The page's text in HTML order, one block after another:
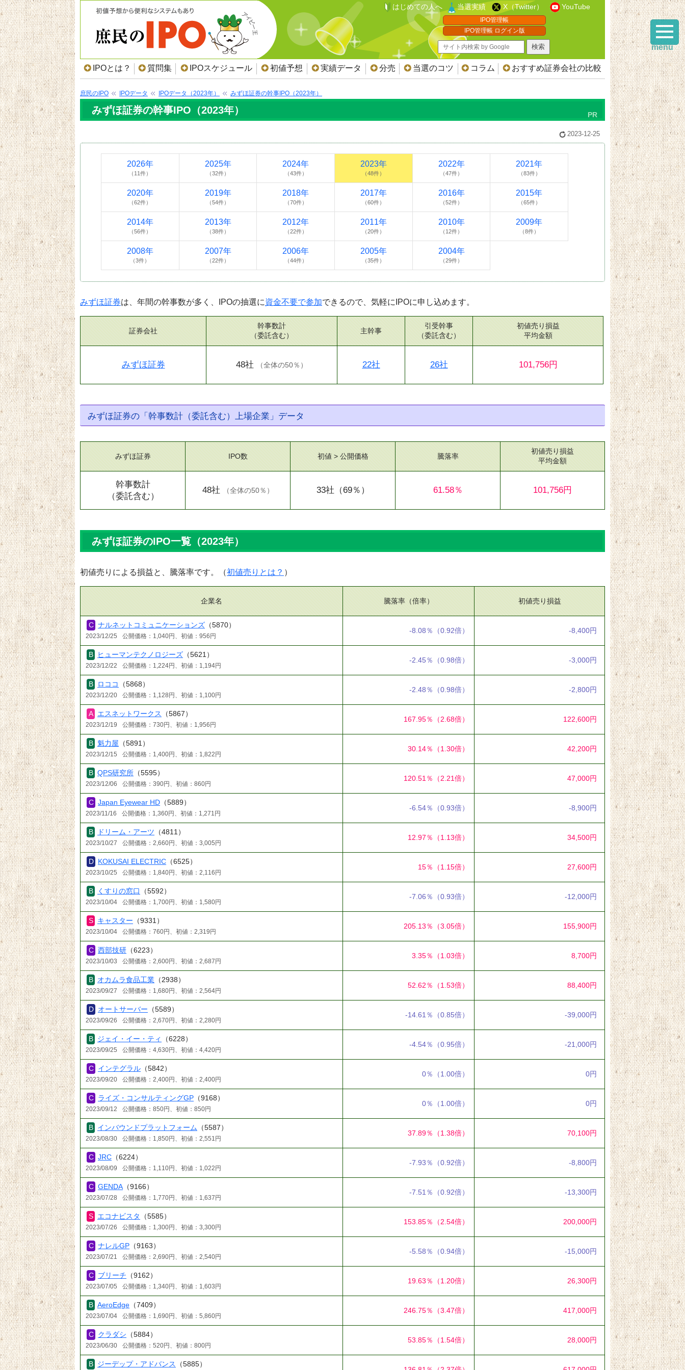
はじめての人へ 当選実績 X（Twitter） YouTube
IPO管理帳
IPO管理帳 ログイン版
IPOとは？ 質問集 IPOスケジュール 初値予想 実績データ 分売 当選のコツ コラム おすすめ証券会社の比較
庶民のIPO IPOデータ IPOデータ（2023年） みずほ証券の幹事IPO（2023年）
みずほ証券の幹事IPO（2023年）
2023-12-25
2026年
（11件）
2025年
（32件）
2024年
（43件）
2023年
（48件）
2022年
（47件）
2021年
（83件）
2020年
（62件）
2019年
（54件）
2018年
（70件）
2017年
（60件）
2016年
（52件）
2015年
（65件）
2014年
（56件）
2013年
（38件）
2012年
（22件）
2011年
（20件）
2010年
（12件）
2009年
（8件）
2008年
（3件）
2007年
（22件）
2006年
（44件）
2005年
（35件）
2004年
（29件）
みずほ証券は、年間の幹事数が多く、IPOの抽選に資金不要で参加できるので、気軽にIPOに申し込めます。
証券会社
みずほ証券
幹事数計
（委託含む）
48社 （全体の50％ ）
主幹事
22社
引受幹事
（委託含む）
26社
初値売り損益
平均金額
101,756円
みずほ証券の「幹事数計（委託含む）上場企業」データ
みずほ証券
幹事数計
（委託含む）
IPO数
48社 （全体の50％ ）
初値 > 公開価格
33社 （69％）
騰落率
61.58％
初値売り損益
平均金額
101,756円
みずほ証券のIPO一覧（2023年）
初値売りによる損益と、騰落率です。（初値売りとは？ ）
企業名 騰落率（倍率） 初値売り損益
ナルネットコミュニケーションズ （5870）
2023/12/25 公開価格：1,040円、初値：956円
-8.08％ （0.92倍） -8,400円
ヒューマンテクノロジーズ （5621）
2023/12/22 公開価格：1,224円、初値：1,194円
-2.45％ （0.98倍） -3,000円
ロココ （5868）
2023/12/20 公開価格：1,128円、初値：1,100円
-2.48％ （0.98倍） -2,800円
エスネットワークス （5867）
2023/12/19 公開価格：730円、初値：1,956円
167.95％ （2.68倍） 122,600円
魁力屋 （5891）
2023/12/15 公開価格：1,400円、初値：1,822円
30.14％ （1.30倍） 42,200円
QPS研究所 （5595）
2023/12/06 公開価格：390円、初値：860円
120.51％ （2.21倍） 47,000円
Japan Eyewear HD （5889）
2023/11/16 公開価格：1,360円、初値：1,271円
-6.54％ （0.93倍） -8,900円
ドリーム・アーツ （4811）
2023/10/27 公開価格：2,660円、初値：3,005円
12.97％ （1.13倍） 34,500円
KOKUSAI ELECTRIC （6525）
2023/10/25 公開価格：1,840円、初値：2,116円
15％ （1.15倍） 27,600円
くすりの窓口 （5592）
2023/10/04 公開価格：1,700円、初値：1,580円
-7.06％ （0.93倍） -12,000円
キャスター （9331）
2023/10/04 公開価格：760円、初値：2,319円
205.13％ （3.05倍） 155,900円
西部技研 （6223）
2023/10/03 公開価格：2,600円、初値：2,687円
3.35％ （1.03倍） 8,700円
オカムラ食品工業 （2938）
2023/09/27 公開価格：1,680円、初値：2,564円
52.62％ （1.53倍） 88,400円
オートサーバー （5589）
2023/09/26 公開価格：2,670円、初値：2,280円
-14.61％ （0.85倍） -39,000円
ジェイ・イー・ティ （6228）
2023/09/25 公開価格：4,630円、初値：4,420円
-4.54％ （0.95倍） -21,000円
インテグラル （5842）
2023/09/20 公開価格：2,400円、初値：2,400円
0％ （1.00倍） 0円
ライズ・コンサルティングGP （9168）
2023/09/12 公開価格：850円、初値：850円
0％ （1.00倍） 0円
インバウンドプラットフォーム （5587）
2023/08/30 公開価格：1,850円、初値：2,551円
37.89％ （1.38倍） 70,100円
JRC （6224）
2023/08/09 公開価格：1,110円、初値：1,022円
-7.93％ （0.92倍） -8,800円
GENDA （9166）
2023/07/28 公開価格：1,770円、初値：1,637円
-7.51％ （0.92倍） -13,300円
エコナビスタ （5585）
2023/07/26 公開価格：1,300円、初値：3,300円
153.85％ （2.54倍） 200,000円
ナレルGP （9163）
2023/07/21 公開価格：2,690円、初値：2,540円
-5.58％ （0.94倍） -15,000円
ブリーチ （9162）
2023/07/05 公開価格：1,340円、初値：1,603円
19.63％ （1.20倍） 26,300円
AeroEdge （7409）
2023/07/04 公開価格：1,690円、初値：5,860円
246.75％ （3.47倍） 417,000円
クラダシ （5884）
2023/06/30 公開価格：520円、初値：800円
53.85％ （1.54倍） 28,000円
ジーデップ・アドバンス （5885）
menu